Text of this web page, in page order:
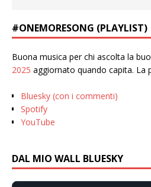
#ONEMORESONG (PLAYLIST)
Buona musica per chi ascolta la
2025 aggiornato quando capita. La
Bluesky (con i commenti)
Spotify
YouTube
DAL MIO WALL BLUESKY